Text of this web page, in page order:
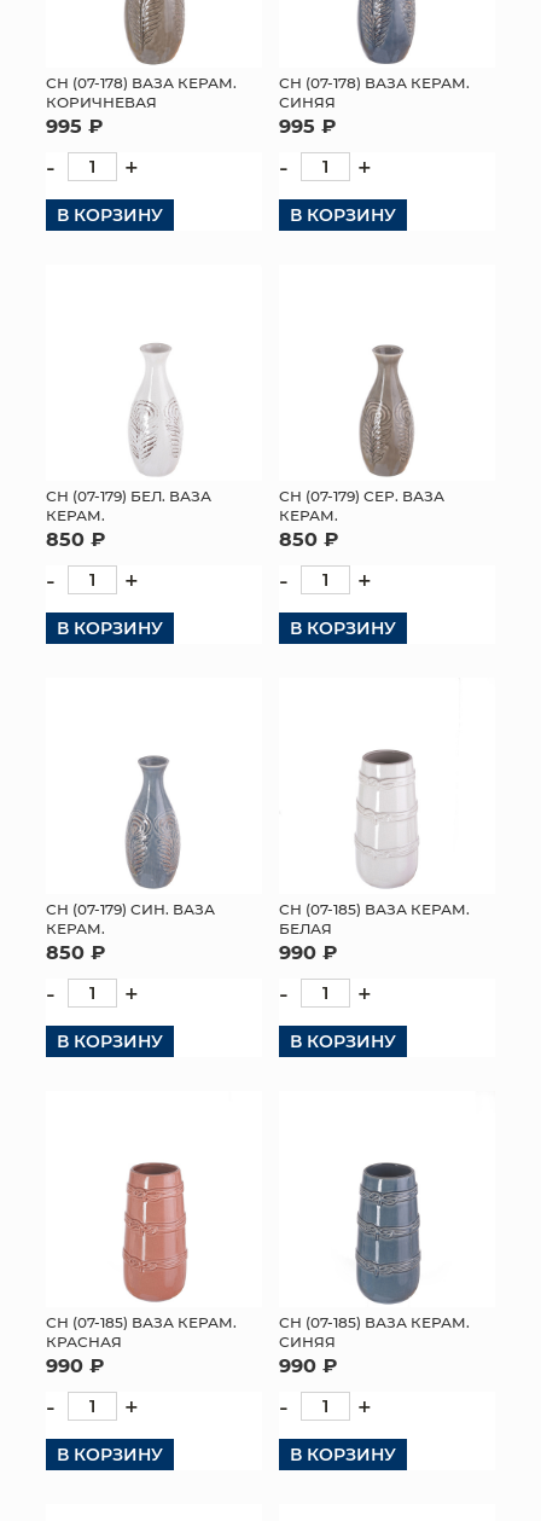
СН (07-178) ВАЗА КЕРАМ.
КОРИЧНЕВАЯ
995 ₽
- +
В КОРЗИНУ
СН (07-178) ВАЗА КЕРАМ.
СИНЯЯ
995 ₽
- +
В КОРЗИНУ
СН (07-179) БЕЛ. ВАЗА
КЕРАМ.
850 ₽
- +
В КОРЗИНУ
СН (07-179) СЕР. ВАЗА
КЕРАМ.
850 ₽
- +
В КОРЗИНУ
СН (07-179) СИН. ВАЗА
КЕРАМ.
850 ₽
- +
В КОРЗИНУ
СН (07-185) ВАЗА КЕРАМ.
БЕЛАЯ
990 ₽
- +
В КОРЗИНУ
СН (07-185) ВАЗА КЕРАМ.
КРАСНАЯ
990 ₽
- +
В КОРЗИНУ
СН (07-185) ВАЗА КЕРАМ.
СИНЯЯ
990 ₽
- +
В КОРЗИНУ